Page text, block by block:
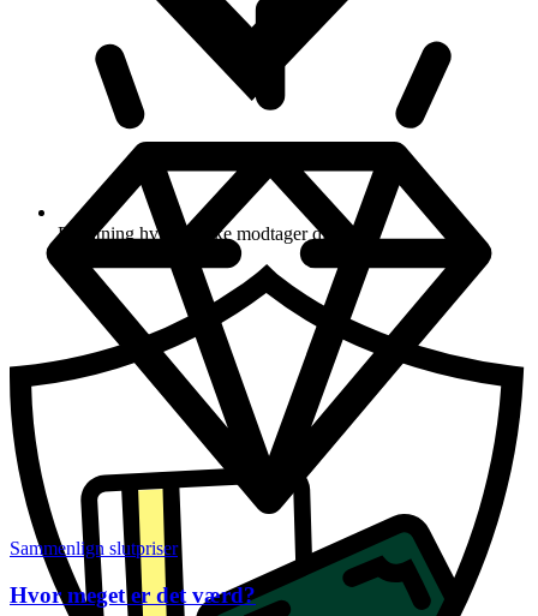
Erstatning hvis du ikke modtager din vare
Sammenlign slutpriser
Hvor meget er det værd?